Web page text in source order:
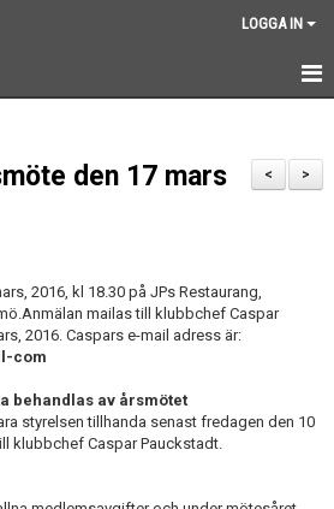
LOGGA IN
>
<
den 17 mars
2016, kl 18.30 på JPs Restaurang,
mailas till klubbchef Caspar
2016. Caspars e-mail adress är:
com
behandlas av årsmötet
styrelsen tillhanda senast fredagen den 10
klubbchef Caspar Pauckstadt.